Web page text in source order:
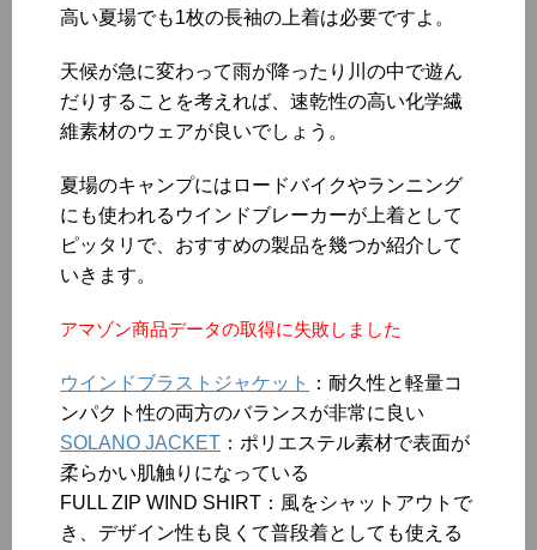
高い夏場でも1枚の長袖の上着は必要ですよ。
天候が急に変わって雨が降ったり川の中で遊ん
だりすることを考えれば、速乾性の高い化学繊
維素材のウェアが良いでしょう。
夏場のキャンプにはロードバイクやランニング
にも使われるウインドブレーカーが上着として
ピッタリで、おすすめの製品を幾つか紹介して
いきます。
アマゾン商品データの取得に失敗しました
ウインドブラストジャケット
：耐久性と軽量コ
ンパクト性の両方のバランスが非常に良い
SOLANO JACKET ：ポリエステル素材で表面が
柔らかい肌触りになっている
FULL ZIP WIND SHIRT：風をシャットアウトで
き、デザイン性も良くて普段着としても使える